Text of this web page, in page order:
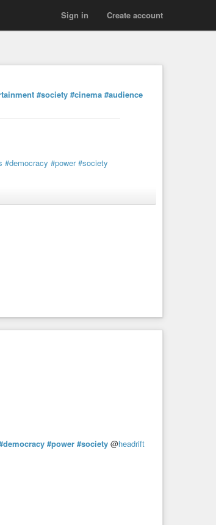
Create account
Sign in
#society #cinema #audience
#democracy #power #society
#power #society @headrift